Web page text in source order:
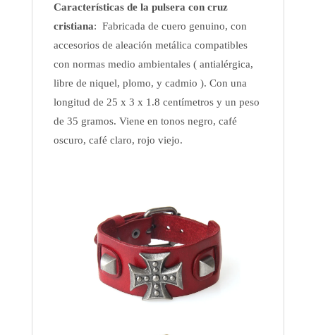
Características de la pulsera con cruz
cristiana: Fabricada de cuero genuino, con
accesorios de aleación metálica compatibles
con normas medio ambientales ( antialérgica,
libre de niquel, plomo, y cadmio ). Con una
longitud de 25 x 3 x 1.8 centímetros y un peso
de 35 gramos. Viene en tonos negro, café
oscuro, café claro, rojo viejo.